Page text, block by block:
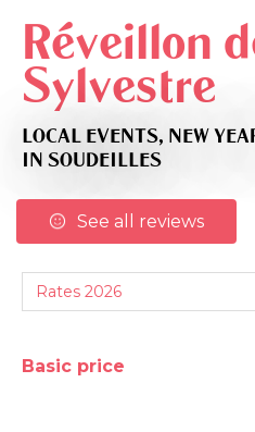
Réveillon
Sylvestre
LOCAL EVENTS, NEW
IN SOUDEILLES
See all reviews
Basic price